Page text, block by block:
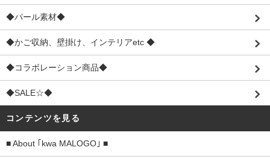
◆パール素材◆
◆かご収納、壁掛け、インテリアetc ◆
◆コラボレーション商品◆
◆SALE☆◆
コンテンツを見る
■ About ｢kwa MALOGO｣ ■